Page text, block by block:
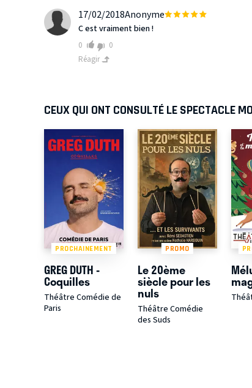
17/02/2018Anonyme
C est vraiment bien !
0
0
Réagir
CEUX QUI ONT CONSULTÉ LE SPECTACLE
PROCHAINEMENT
GREG DUTH -
Coquilles
Théâtre Comédie de
Paris
PROMO
Le 20ème
siècle pour les
nuls
Théâtre Comédie
des Suds